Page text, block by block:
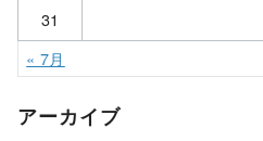
31
« 7月
アーカイブ